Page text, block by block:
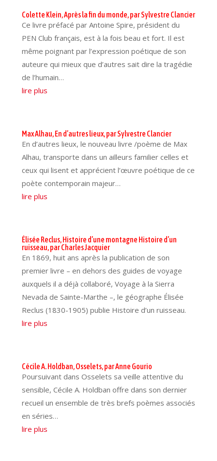
Colette Klein, Après la fin du monde, par Sylvestre Clancier
Ce livre préfacé par Antoine Spire, président du
PEN Club français, est à la fois beau et fort. Il est
même poignant par l’expression poétique de son
auteure qui mieux que d’autres sait dire la tragédie
de l’humain…
lire plus
Max Alhau, En d’autres lieux, par Sylvestre Clancier
En d’autres lieux, le nouveau livre /poème de Max
Alhau, transporte dans un ailleurs familier celles et
ceux qui lisent et apprécient l’œuvre poétique de ce
poète contemporain majeur…
lire plus
Élisée Reclus, Histoire d’une montagne Histoire d’un
ruisseau, par Charles Jacquier
En 1869, huit ans après la publication de son
premier livre – en dehors des guides de voyage
auxquels il a déjà collaboré, Voyage à la Sierra
Nevada de Sainte-Marthe –, le géographe Élisée
Reclus (1830-1905) publie Histoire d’un ruisseau.
lire plus
Cécile A. Holdban, Osselets, par Anne Gourio
Poursuivant dans Osselets sa veille attentive du
sensible, Cécile A. Holdban offre dans son dernier
recueil un ensemble de très brefs poèmes associés
en séries…
lire plus